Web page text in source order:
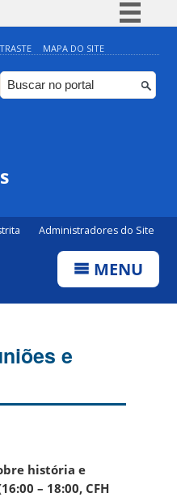
Simplifique!
Comunica BR
Participe
MAPA DO SITE
Administradores do Site
MENU
e
história e
– 18:00, CFH